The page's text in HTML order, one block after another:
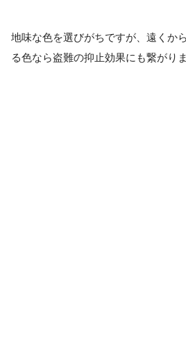
地味な色を選びがちですが、遠くか
る色なら盗難の抑止効果にも繋がり